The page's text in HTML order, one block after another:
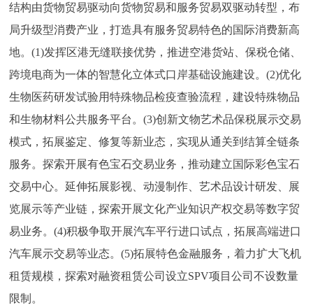
结构由货物贸易驱动向货物贸易和服务贸易双驱动转型，布
局升级型消费产业，打造具有服务贸易特色的国际消费新高
地。(1)发挥区港无缝联接优势，推进空港货站、保税仓储、
跨境电商为一体的智慧化立体式口岸基础设施建设。(2)优化
生物医药研发试验用特殊物品检疫查验流程，建设特殊物品
和生物材料公共服务平台。(3)创新文物艺术品保税展示交易
模式，拓展鉴定、修复等新业态，实现从通关到结算全链条
服务。探索开展有色宝石交易业务，推动建立国际彩色宝石
交易中心。延伸拓展影视、动漫制作、艺术品设计研发、展
览展示等产业链，探索开展文化产业知识产权交易等数字贸
易业务。(4)积极争取开展汽车平行进口试点，拓展高端进口
汽车展示交易等业态。(5)拓展特色金融服务，着力扩大飞机
租赁规模，探索对融资租赁公司设立SPV项目公司不设数量
限制。